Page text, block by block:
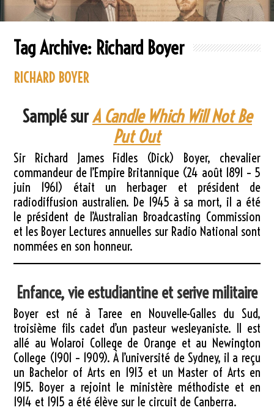
Tag Archive: Richard Boyer
RICHARD BOYER
Samplé surA Candle Which Will Not Be
Put Out
Sir Richard James Fidles (Dick) Boyer, chevalier
commandeur de l’Empire Britannique (24 août 1891 – 5
juin 1961) était un herbager et président de
radiodiffusion australien. De 1945 à sa mort, il a été
le président de l’Australian Broadcasting Commission
et les Boyer Lectures annuelles sur Radio National sont
nommées en son honneur.
Enfance, vie estudiantine et serive militaire
Boyer est né à Taree en Nouvelle-Galles du Sud,
troisième fils cadet d’un pasteur wesleyaniste. Il est
allé au Wolaroi College de Orange et au Newington
College (1901 – 1909). À l’université de Sydney, il a reçu
un Bachelor of Arts en 1913 et un Master of Arts en
1915. Boyer a rejoint le ministère méthodiste et en
1914 et 1915 a été élève sur le circuit de Canberra.